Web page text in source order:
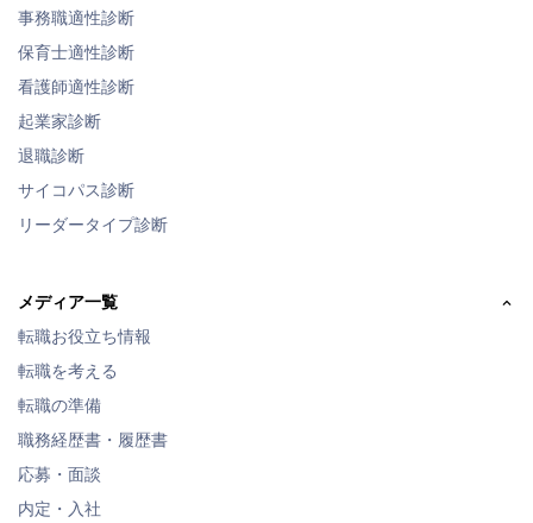
事務職適性診断
保育士適性診断
看護師適性診断
起業家診断
退職診断
サイコパス診断
リーダータイプ診断
メディア一覧
転職お役立ち情報
転職を考える
転職の準備
職務経歴書・履歴書
応募・面談
内定・入社